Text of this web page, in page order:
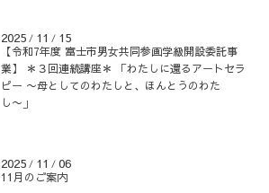
2025 / 11 / 15
【令和7年度 富士市男女共同参画学級開設委託事
業】 ＊３回連続講座＊ 「わたしに還るアートセラ
ピー 〜母としてのわたしと、ほんとうのわた
し〜」
2025 / 11 / 06
11月のご案内